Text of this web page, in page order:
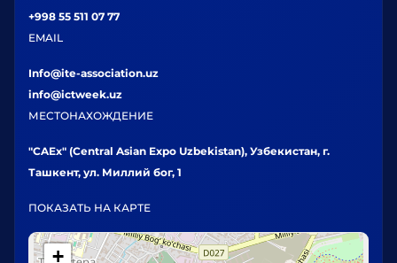
+998 55 511 07 77
EMAIL
Info@ite-association.uz
info@ictweek.uz
МЕСТОНАХОЖДЕНИЕ
"CAEx" (Central Asian Expo Uzbekistan), Узбекистан, г.
Ташкент, ул. Миллий бог, 1
ПОКАЗАТЬ НА КАРТЕ
+